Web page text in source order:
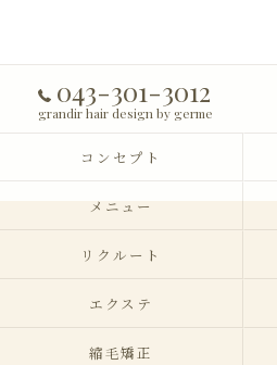
043-301-3012
grandir hair design by germe
コンセプト
メニュー
リクルート
エクステ
縮毛矯正